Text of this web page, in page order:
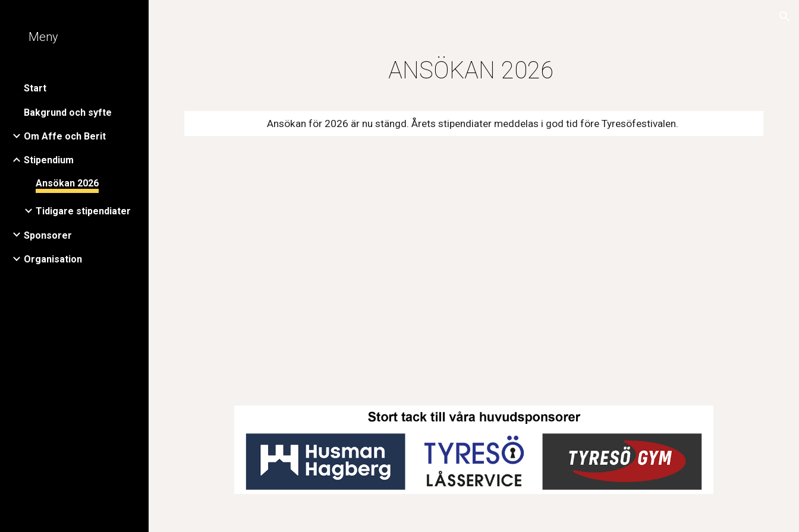
Meny
Start
Bakgrund och syfte
Om Affe och Berit
Stipendium
Ansökan 2026
Tidigare stipendiater
Sponsorer
Organisation
ANSÖKAN 2026
Ansökan för 2026 är nu stängd. Årets stipendiater meddelas i god tid före Tyresöfestivalen.